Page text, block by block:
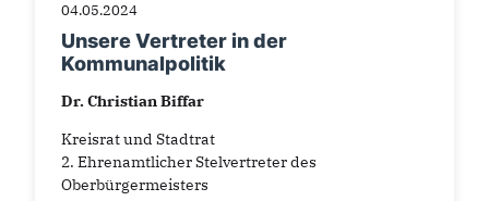
04.05.2024
Unsere Vertreter in der
Kommunalpolitik
Dr. Christian Biffar
Kreisrat und Stadtrat
2. Ehrenamtlicher Stelvertreter des
Oberbürgermeisters